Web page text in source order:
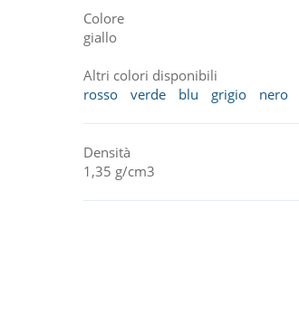
Colore
giallo
Altri colori disponibili
rosso
verde blu grigio nero
Densità
1,35 g/cm3